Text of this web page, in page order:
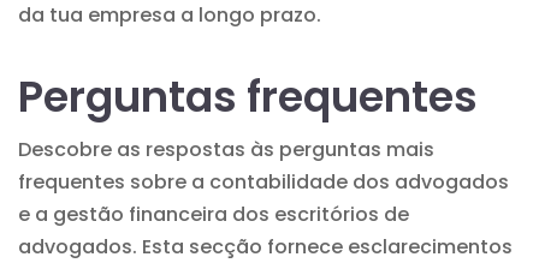
da tua empresa a longo prazo.
Perguntas frequentes
Descobre as respostas às perguntas mais
frequentes sobre a contabilidade dos advogados
e a gestão financeira dos escritórios de
advogados. Esta secção fornece esclarecimentos